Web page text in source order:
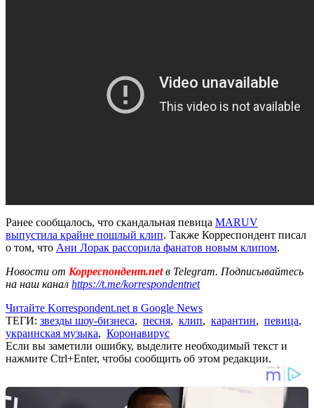
Ранее сообщалось, что скандальная певица MARUV
выпустила крайне пошлый клип. Также Корреспондент писал
о том, что Ани Лорак рассорила фанатов новым клипом.
Новости от Корреспондент.netв Telegram. Подписывайтесь
на наш канал https://t.me/korrespondentnet
Читайте Korrespondent.net в Google News
ТЕГИ: звезды шоу-бизнеса, песня, клип, карантин, певица,
украинская музыка, Коронавирус
Если вы заметили ошибку, выделите необходимый текст и
нажмите Ctrl+Enter, чтобы сообщить об этом редакции.